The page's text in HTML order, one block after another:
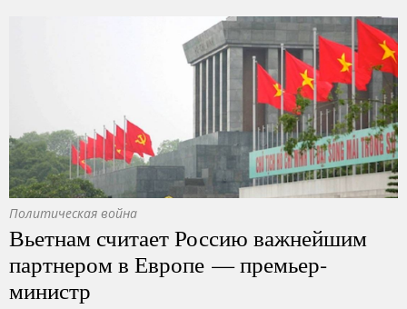
Политическая война
Вьетнам считает Россию важнейшим
партнером в Европе — премьер-
министр